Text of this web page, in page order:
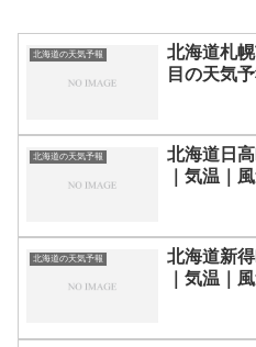
北海道の天気予報
北海道札
目の天気
北海道の天気予報
北海道日
｜気温｜
北海道の天気予報
北海道新
｜気温｜